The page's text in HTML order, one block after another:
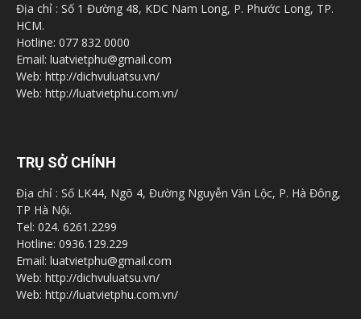
Địa chỉ : Số 1 Đường 48, KDC Nam Long, P. Phước Long, TP.
HCM.
Hotline: 077 832 0000
Email: luatvietphu@gmail.com
Web: http://dichvuluatsu.vn/
Web: http://luatvietphu.com.vn/
TRỤ SỞ CHÍNH
Địa chỉ : Số LK44, Ngõ 4, Đường Nguyễn Văn Lộc, P. Hà Đông,
TP Hà Nội.
Tel: 024. 6261.2299
Hotline: 0936.129.229
Email: luatvietphu@gmail.com
Web: http://dichvuluatsu.vn/
Web: http://luatvietphu.com.vn/